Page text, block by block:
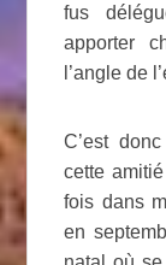
fus
apporter
l’angle de
C’est
cette
fois dans
en